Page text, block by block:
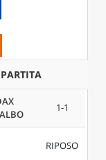
PARTITA
1-1
RIPOSO